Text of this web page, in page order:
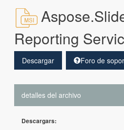
Reporting
Descargar Foro de
detalles del archivo
Descargars: